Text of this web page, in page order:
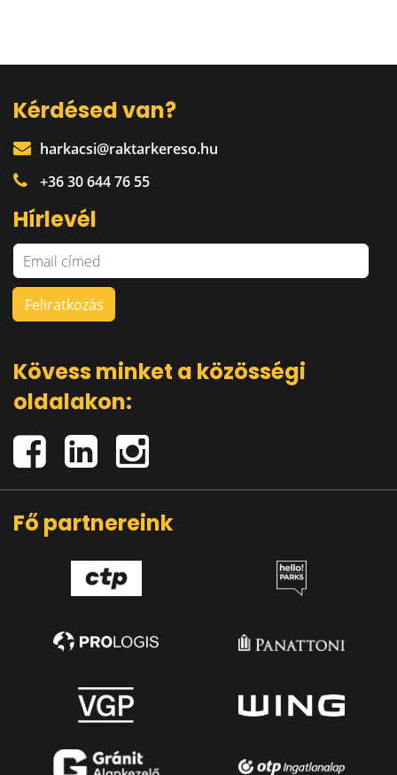
Kérdésed van?
harkacsi@raktarkereso.hu
+36 30 644 76 55
Hírlevél
Kövess minket a közösségi
oldalakon:
Fő partnereink